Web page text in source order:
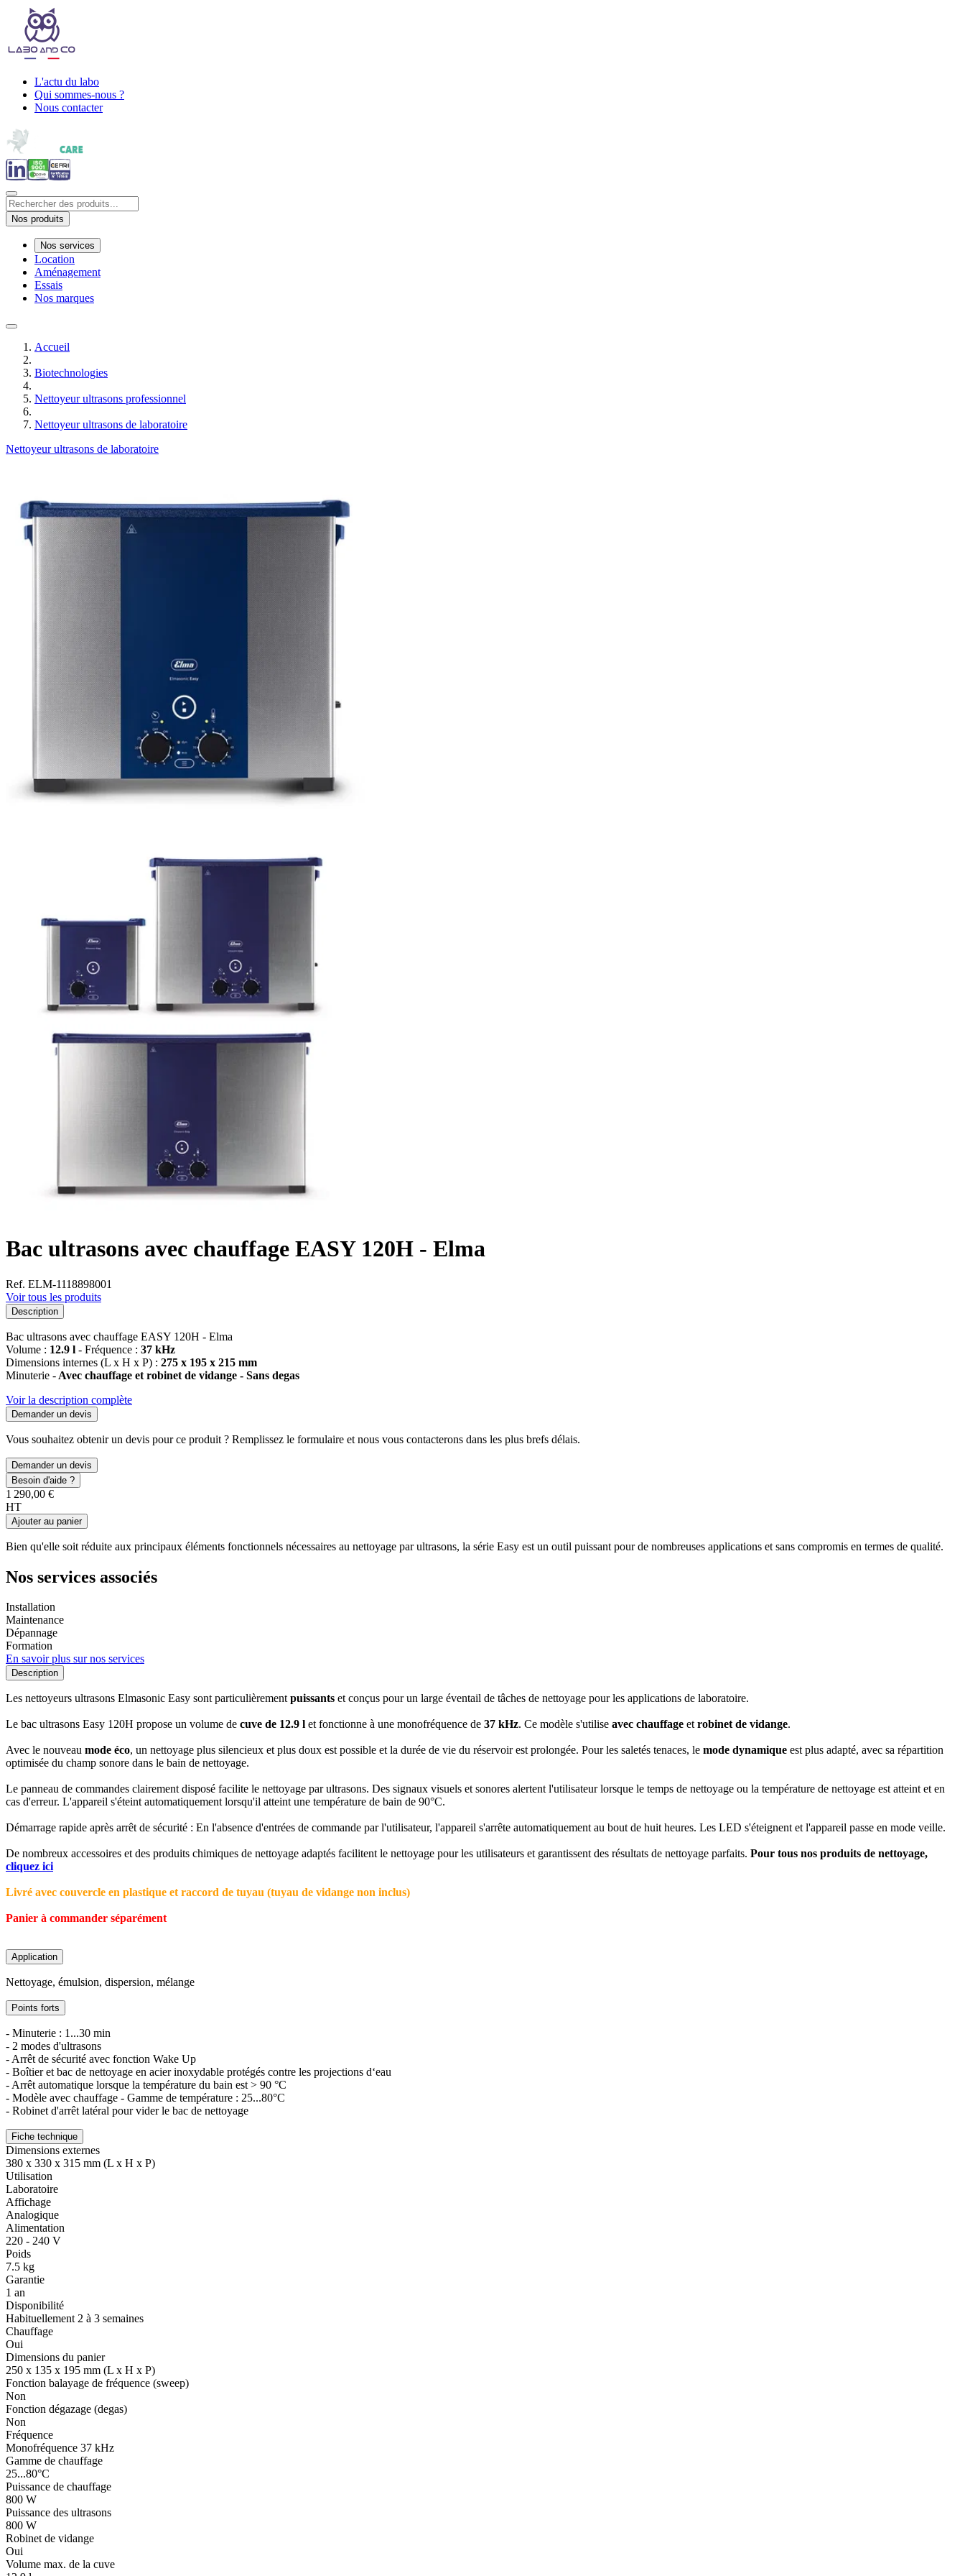
L'actu du labo
Qui sommes-nous ?
Nous contacter
Nos produits
Nos services
Location
Aménagement
Essais
Nos marques
Accueil
Biotechnologies
Nettoyeur ultrasons professionnel
Nettoyeur ultrasons de laboratoire
Nettoyeur ultrasons de laboratoire
Bac ultrasons avec chauffage EASY 120H - Elma
Ref. ELM-1118898001
Voir tous les produits
Description
Bac ultrasons avec chauffage EASY 120H - Elma
Volume : 12.9 l - Fréquence : 37 kHz
Dimensions internes (L x H x P) : 275 x 195 x 215 mm
Minuterie - Avec chauffage et robinet de vidange - Sans degas
Voir la description complète
Demander un devis
Vous souhaitez obtenir un devis pour ce produit ? Remplissez le formulaire et nous vous contacterons dans les plus brefs délais.
Demander un devis
Besoin d'aide ?
1 290,00 €
HT
Ajouter au panier
Bien qu'elle soit réduite aux principaux éléments fonctionnels nécessaires au nettoyage par ultrasons, la série Easy est un outil puissant pour de nombreuses applications et sans compromis en termes de qualité.
Nos services associés
Installation
Maintenance
Dépannage
Formation
En savoir plus sur nos services
Description
Les nettoyeurs ultrasons Elmasonic Easy sont particulièrementpuissants et conçus pour un large éventail de tâches de nettoyage pour les applications de laboratoire.
Le bac ultrasons Easy 120H propose un volume de cuve de 12.9 l et fonctionne à une monofréquence de 37 kHz. Ce modèle s'utilise avec chauffage etrobinet de vidange.
Avec le nouveau mode éco, un nettoyage plus silencieux et plus doux est possible et la durée de vie du réservoir est prolongée. Pour les saletés tenaces, le mode dynamique est plus adapté, avec sa répartition
optimisée du champ sonore dans le bain de nettoyage.
Le panneau de commandes clairement disposé facilite le nettoyage par ultrasons. Des signaux visuels et sonores alertent l'utilisateur lorsque le temps de nettoyage ou la température de nettoyage est atteint et en
cas d'erreur. L'appareil s'éteint automatiquement lorsqu'il atteint une température de bain de 90°C.
Démarrage rapide après arrêt de sécurité : En l'absence d'entrées de commande par l'utilisateur, l'appareil s'arrête automatiquement au bout de huit heures. Les LED s'éteignent et l'appareil passe en mode veille.
De nombreux accessoires et des produits chimiques de nettoyage adaptés facilitent le nettoyage pour les utilisateurs et garantissent des résultats de nettoyage parfaits. Pour tous nos produits de nettoyage,
cliquez ici
Livré avec couvercle en plastique et raccord de tuyau (tuyau de vidange non inclus)
Panier à commander séparément
Application
Nettoyage, émulsion, dispersion, mélange
Points forts
- Minuterie : 1...30 min
- 2 modes d'ultrasons
- Arrêt de sécurité avec fonction Wake Up
- Boîtier et bac de nettoyage en acier inoxydable protégés contre les projections d‘eau
- Arrêt automatique lorsque la température du bain est > 90 °C
- Modèle avec chauffage - Gamme de température : 25...80°C
- Robinet d'arrêt latéral pour vider le bac de nettoyage
Fiche technique
Dimensions externes
380 x 330 x 315 mm (L x H x P)
Utilisation
Laboratoire
Affichage
Analogique
Alimentation
220 - 240 V
Poids
7.5 kg
Garantie
1 an
Disponibilité
Habituellement 2 à 3 semaines
Chauffage
Oui
Dimensions du panier
250 x 135 x 195 mm (L x H x P)
Fonction balayage de fréquence (sweep)
Non
Fonction dégazage (degas)
Non
Fréquence
Monofréquence 37 kHz
Gamme de chauffage
25...80°C
Puissance de chauffage
800 W
Puissance des ultrasons
800 W
Robinet de vidange
Oui
Volume max. de la cuve